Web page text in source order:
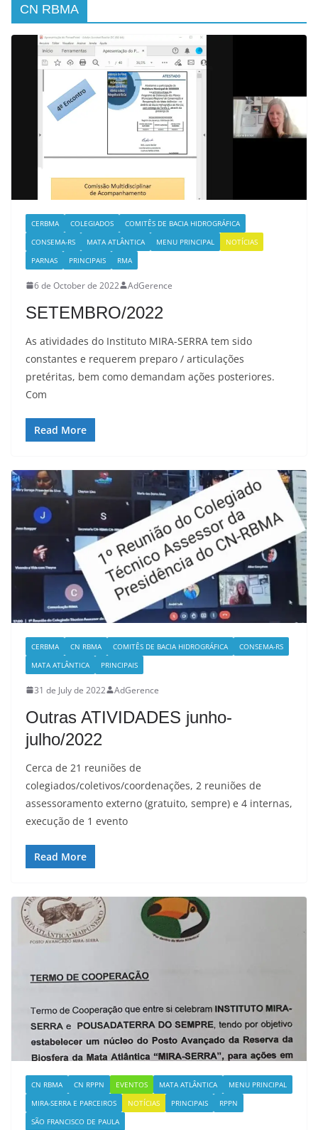
CN RBMA
CERBMA COLEGIADOS
COMITÊS DE BACIA HIDROGRÁFICA
CONSEMA-RS
MATA ATLÂNTICA MENU PRINCIPAL
NOTÍCIAS
PARNAS
PRINCIPAIS RMA
6 de October de 2022 AdGerence
SETEMBRO/2022
As atividades do Instituto MIRA-SERRA tem sido
constantes e requerem preparo / articulações
pretéritas, bem como demandam ações posteriores.
Com
Read More
CERBMA CN RBMA COMITÊS DE BACIA HIDROGRÁFICA
CONSEMA-RS
MATA ATLÂNTICA
PRINCIPAIS
31 de July de 2022 AdGerence
Outras ATIVIDADES junho-
julho/2022
Cerca de 21 reuniões de
colegiados/coletivos/coordenações, 2 reuniões de
assessoramento externo (gratuito, sempre) e 4 internas,
execução de 1 evento
Read More
CN RBMA CN RPPN EVENTOS MATA ATLÂNTICA
MENU PRINCIPAL
MIRA-SERRA E PARCEIROS
NOTÍCIAS PRINCIPAIS
RPPN
SÃO FRANCISCO DE PAULA